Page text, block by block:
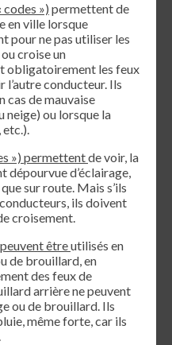
codes ») permettent de
en ville lorsque
pour ne pas utiliser les
croise un
obligatoirement les feux
l’autre conducteur. Ils
cas de mauvaise
ou lorsque la
etc.).
») permettentde voir, la
dépourvue d’éclairage,
sur route. Mais s’ils
ils doivent
croisement.
êtreutilisés en
de brouillard, en
des feux de
arrière ne peuvent
ou de brouillard. Ils
même forte, car ils